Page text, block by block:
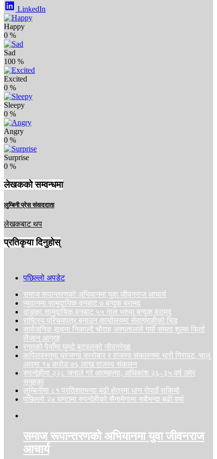
LinkedIn
Happy
0 %
Sad
100 %
Excited
0 %
Sleepy
0 %
Angry
0 %
Surprise
0 %
लेखकको सम्वन्धमा
लुम्बिनी प्रेस संवाददाता
लेखकबाट थप
प्रतिकृया दिनुहोस्
पछिल्लो अपडेट
समाज रूपान्तरणको अभियानमा युवा जीवनराज आचार्य
प्युठानमा सामुदायिक वनबाट ७ बन्दुक बरामद
दाङका सामुदायिक वनबाट ५५ नाल भरुवा बन्दुक बरामद
राष्ट्रिय परिचयपत्र बनाउन कार्यालयमा सेवाग्राहीको भिड
सार्वजनिक सूचना निकाल्दै चौराह अस्पतालले गर्यो समता शुल्क फिर्ता
लैजान आग्रह
रगतको पैयाँमा घुम्दो बुटवलको जीवनरेखा
कपिलवस्तुमा घरजग्गा कारोबार र राजस्व संकलनमा भारी गिरावट, चालु
आवमा १४ करोड ७६ लाख राजस्व संकलन
रुपन्देहीमा २२८ जनाले गरे आत्महत्या, अधिकांश २६–३५ वर्ष उमेर
समूहका
लुम्बिनीमा ८१ प्रतिशतभन्दा बढी क्षेत्रमा धान रोपाइँ सकियो
पछिल्लो २४ घण्टामा रुपन्देहीको सैनामैनामा सबैभन्दा बढी वर्षा
समाज रूपान्तरणको अभियानमा युवा जीवनराज
आचार्य